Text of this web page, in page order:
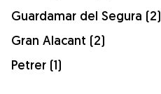
Guardamar del Segura (2)
Gran Alacant (2)
Petrer (1)